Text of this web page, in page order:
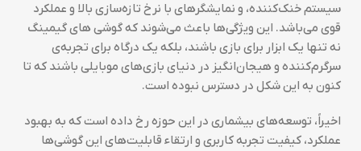
سیستم خنک‌کننده، و نمایشگرهای با نرخ تازه‌سازی بالا و عملکرد
قوی می‌باشد. این ویژگی‌ها باعث می‌شوند که گوشی های گیمینگ
نه تنها یک ابزار برای بازی باشند، بلکه یک درگاه برای تجربه‌ی
سرگرم‌کننده و هیجان‌انگیز در دنیای بازی‌های موبایلی باشند که تا
کنون به این شکل در دسترس نبوده است.
اخیراً، توسعه‌های بیشماری در این حوزه رخ داده است که به بهبود
عملکرد، کیفیت تجربه کاربری و ارتقاء قابلیت‌های این گوشی‌ها